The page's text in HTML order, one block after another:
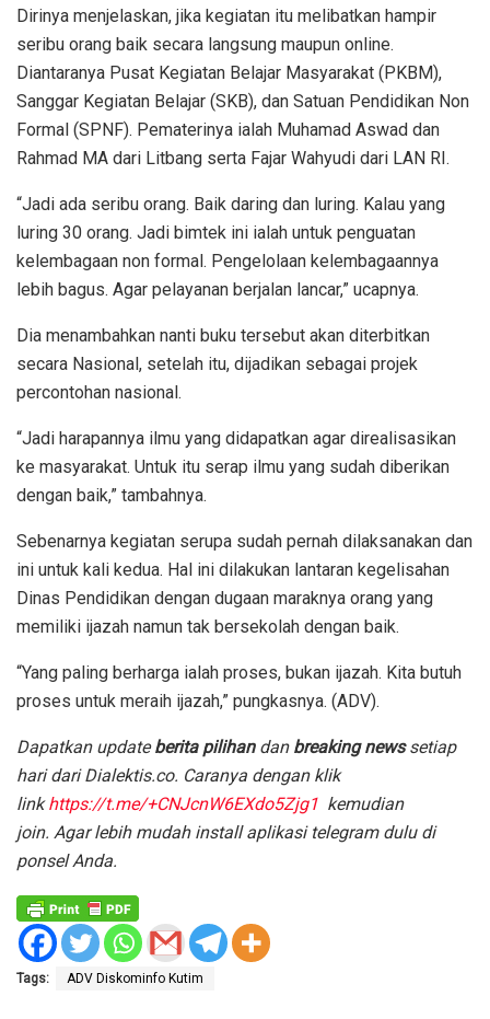
Dirinya menjelaskan, jika kegiatan itu melibatkan hampir
seribu orang baik secara langsung maupun online.
Diantaranya Pusat Kegiatan Belajar Masyarakat (PKBM),
Sanggar Kegiatan Belajar (SKB), dan Satuan Pendidikan Non
Formal (SPNF). Pematerinya ialah Muhamad Aswad dan
Rahmad MA dari Litbang serta Fajar Wahyudi dari LAN RI.
“Jadi ada seribu orang. Baik daring dan luring. Kalau yang
luring 30 orang. Jadi bimtek ini ialah untuk penguatan
kelembagaan non formal. Pengelolaan kelembagaannya
lebih bagus. Agar pelayanan berjalan lancar,” ucapnya.
Dia menambahkan nanti buku tersebut akan diterbitkan
secara Nasional, setelah itu, dijadikan sebagai projek
percontohan nasional.
“Jadi harapannya ilmu yang didapatkan agar direalisasikan
ke masyarakat. Untuk itu serap ilmu yang sudah diberikan
dengan baik,” tambahnya.
Sebenarnya kegiatan serupa sudah pernah dilaksanakan dan
ini untuk kali kedua. Hal ini dilakukan lantaran kegelisahan
Dinas Pendidikan dengan dugaan maraknya orang yang
memiliki ijazah namun tak bersekolah dengan baik.
“Yang paling berharga ialah proses, bukan ijazah. Kita butuh
proses untuk meraih ijazah,” pungkasnya. (ADV).
Dapatkan updateberita pilihan dan breaking newssetiap
hari dari Dialektis.co. Caranya dengan klik
link https://t.me/+CNJcnW6EXdo5Zjg1 kemudian
join. Agar lebih mudah install aplikasi telegram dulu di
ponsel Anda.
Tags: ADV Diskominfo Kutim